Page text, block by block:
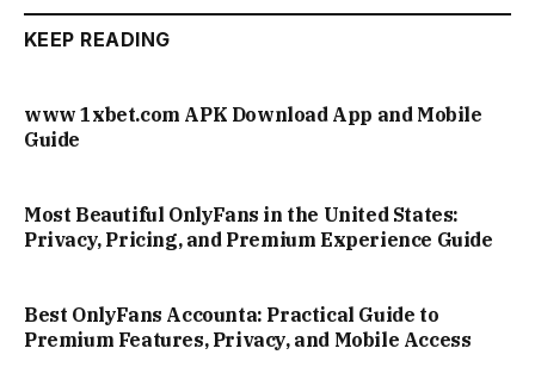
KEEP READING
www 1xbet.com APK Download App and Mobile
Guide
Most Beautiful OnlyFans in the United States:
Privacy, Pricing, and Premium Experience Guide
Best OnlyFans Accounta: Practical Guide to
Premium Features, Privacy, and Mobile Access